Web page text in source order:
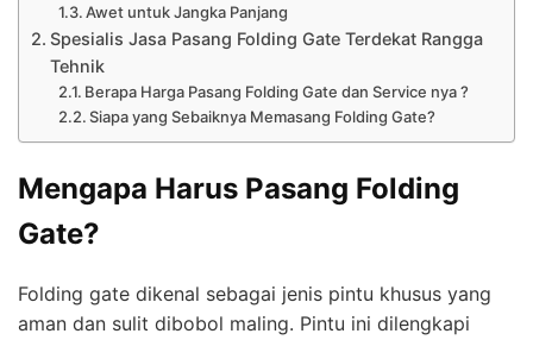
Awet untuk Jangka Panjang
Spesialis Jasa Pasang Folding Gate Terdekat Rangga
Tehnik
Berapa Harga Pasang Folding Gate dan Service nya ?
Siapa yang Sebaiknya Memasang Folding Gate?
Mengapa Harus Pasang Folding
Gate?
Folding gate dikenal sebagai jenis pintu khusus yang
aman dan sulit dibobol maling. Pintu ini dilengkapi